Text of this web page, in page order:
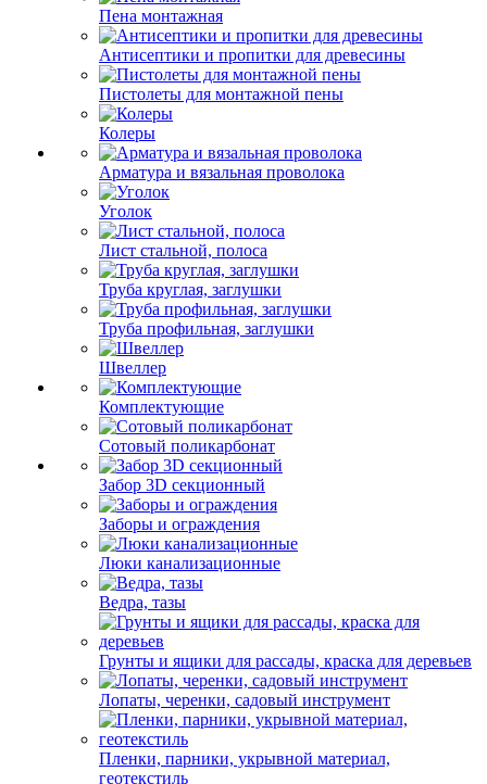
Пена монтажная
Антисептики и пропитки для древесины
Пистолеты для монтажной пены
Колеры
Арматура и вязальная проволока
Уголок
Лист стальной, полоса
Труба круглая, заглушки
Труба профильная, заглушки
Швеллер
Комплектующие
Сотовый поликарбонат
Забор 3D секционный
Заборы и ограждения
Люки канализационные
Ведра, тазы
Грунты и ящики для рассады, краска для деревьев
Лопаты, черенки, садовый инструмент
Пленки, парники, укрывной материал,
геотекстиль